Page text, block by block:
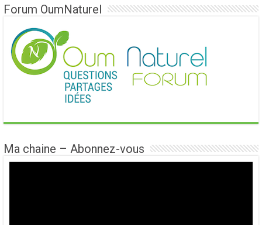
Forum OumNaturel
Ma chaine – Abonnez-vous